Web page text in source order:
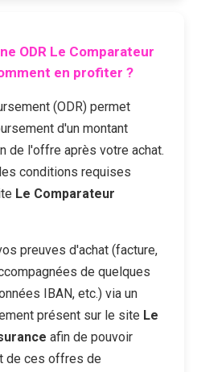
ODR Le Comparateur
en profiter ?
(ODR) permet
d'un montant
de l'offre après votre achat.
conditions requises
Le Comparateur
preuves d'achat (facture,
de quelques
IBAN, etc.) via un
présent sur le site Le
afin de pouvoir
de ces offres de